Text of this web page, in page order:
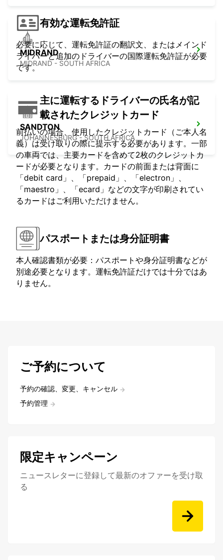
MIDRAND
MIDRAND - SOUTH AFRICA
SANDTON
JOHANNESBURG - SOUTH AFRICA
有効な運転免許証
必要に応じて、運転免許証の翻訳文、またはメインド
ライバーと追加のドライバーの国際運転免許証が必要
です。
主に運転するドライバーの氏名が記
載されたクレジットカード
前払いの場合、使用したクレジットカード（ご本人名
義）は受け取りの際に提示する必要があります。一部
の車両では、主要カードを含めて2枚のクレジットカ
ードが必要となります。カードの前面または背面に
「debit card」、「prepaid」、「electron」、
「maestro」、「ecard」などの文字が印刷されてい
るカードはご利用いただけません。
パスポートまたは身分証明書
本人確認書類が必要：パスポートや身分証明書などが
別途必要となります。運転免許証だけでは十分ではあ
りません。
ご予約について
予約の確認、変更、キャンセル
予約管理
限定キャンペーン
ニュースレターに登録して最新のオファーを受け取
る